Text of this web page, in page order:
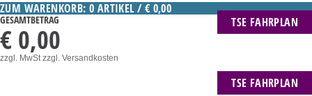
TSE FAHRPLAN
ZUM WARENKORB: 0 ARTIKEL / € 0,00
GESAMTBETRAG
€ 0,00
zzgl. MwStzzgl. Versandkosten
TSE FAHRPLAN